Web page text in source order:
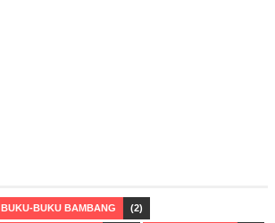
BUKU-BUKU BAMBANG (2)